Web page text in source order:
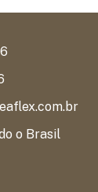
o Brasil